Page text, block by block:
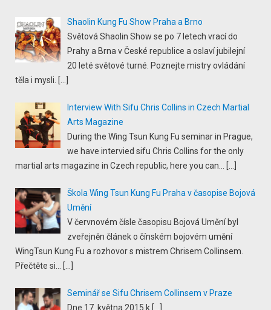
Shaolin Kung Fu Show Praha a Brno
Světová Shaolin Show se po 7 letech vrací do
Prahy a Brna v České republice a oslaví jubilejní
20 leté světové turné. Poznejte mistry ovládání
těla i mysli.
Interview With Sifu Chris Collins in Czech Martial
Arts Magazine
During the Wing Tsun Kung Fu seminar in Prague,
we have intervied sifu Chris Collins for the only
martial arts magazine in Czech republic, here you can...
Škola Wing Tsun Kung Fu Praha v časopise Bojová
Umění
V červnovém čísle časopisu Bojová Umění byl
zveřejněn článek o čínském bojovém umění
WingTsun Kung Fu a rozhovor s mistrem Chrisem Collinsem.
Přečtěte si...
Seminář se Sifu Chrisem Collinsem v Praze
Dne 17. května 2015 k